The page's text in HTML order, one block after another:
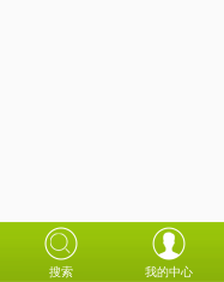
搜索 我的中心